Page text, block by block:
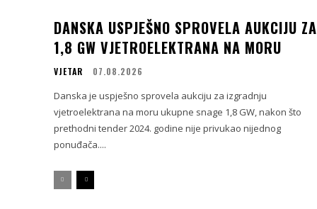
DANSKA USPJEŠNO SPROVELA AUKCIJU ZA
1,8 GW VJETROELEKTRANA NA MORU
VJETAR 07.08.2026
Danska je uspješno sprovela aukciju za izgradnju
vjetroelektrana na moru ukupne snage 1,8 GW, nakon što
prethodni tender 2024. godine nije privukao nijednog
ponuđača....